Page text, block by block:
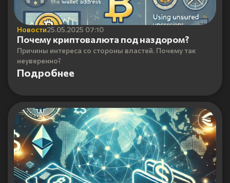
Новости25.05.2025 07:10
Почему криптовалюта под наздором?
Причины интереса со стороны властей. Почему так
неуверенно?
Подробнее